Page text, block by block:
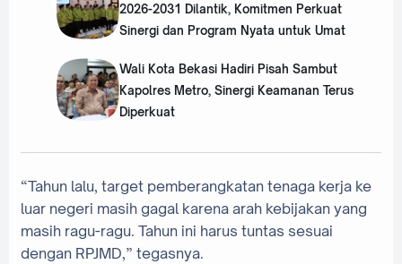
2026-2031 Dilantik, Komitmen Perkuat
Sinergi dan Program Nyata untuk Umat
Wali Kota Bekasi Hadiri Pisah Sambut
Kapolres Metro, Sinergi Keamanan Terus
Diperkuat
‎“Tahun lalu, target pemberangkatan tenaga kerja ke
luar negeri masih gagal karena arah kebijakan yang
masih ragu-ragu. Tahun ini harus tuntas sesuai
dengan RPJMD,” tegasnya.